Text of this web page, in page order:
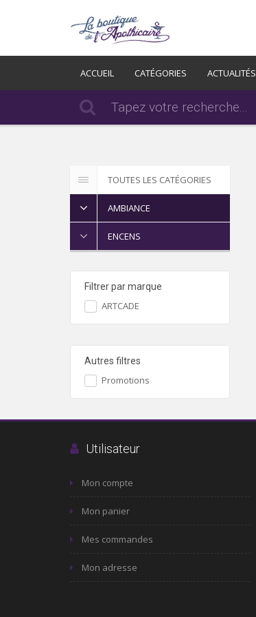
ACCUEIL CATÉGORIES ACTUALITÉS
TOUTES LES CATÉGORIES
AMBIANCE
ENCENS
Filtrer par marque
ARTCADE
Autres filtres
Promotions
Utilisateur
Mon compte
Mon panier
Mes commandes
Mon adresse